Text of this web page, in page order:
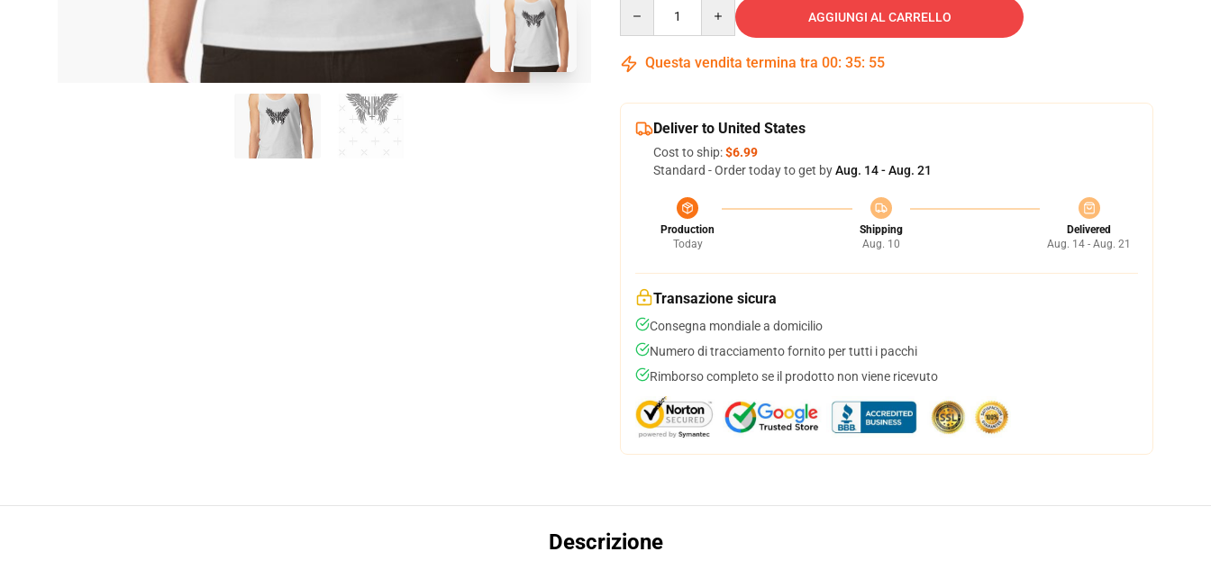
AGGIUNGI AL CARRELLO
Questa vendita termina tra 00: 35: 54
Deliver to United States
Cost to ship:$6.99
Standard - Order today to get byAug. 14 - Aug. 21
Production
Today
Shipping
Aug. 10
Delivered
Aug. 14 - Aug. 21
Transazione sicura
Consegna mondiale a domicilio
Numero di tracciamento fornito per tutti i pacchi
Rimborso completo se il prodotto non viene ricevuto
Descrizione